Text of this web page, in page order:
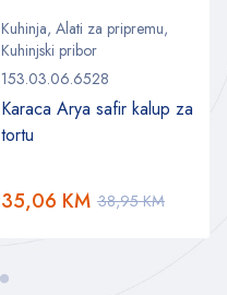
Kuhinja, Alati za pripremu,
Kuhinjski pribor
153.03.06.6528
Karaca Arya safir kalup za
tortu
38,95KM
35,06 KM